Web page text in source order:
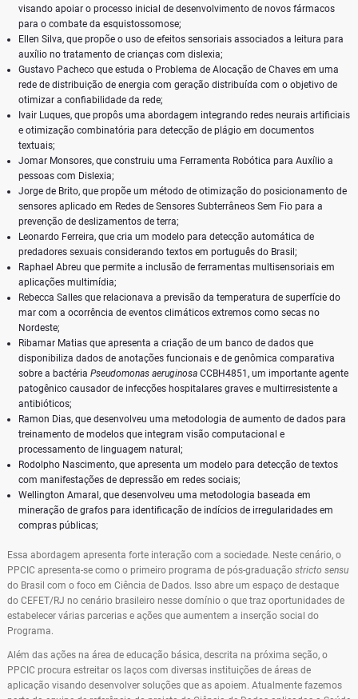
visando apoiar o processo inicial de desenvolvimento de novos fármacos
para o combate da esquistossomose;
Ellen Silva, que propõe o uso de efeitos sensoriais associados a leitura para
auxílio no tratamento de crianças com dislexia;
Gustavo Pacheco que estuda o Problema de Alocação de Chaves em uma
rede de distribuição de energia com geração distribuída com o objetivo de
otimizar a confiabilidade da rede;
Ivair Luques, que propôs uma abordagem integrando redes neurais artificiais
e otimização combinatória para detecção de plágio em documentos
textuais;
Jomar Monsores, que construiu uma Ferramenta Robótica para Auxílio a
pessoas com Dislexia;
Jorge de Brito, que propõe um método de otimização do posicionamento de
sensores aplicado em Redes de Sensores Subterrâneos Sem Fio para a
prevenção de deslizamentos de terra;
Leonardo Ferreira, que cria um modelo para detecção automática de
predadores sexuais considerando textos em português do Brasil;
Raphael Abreu que permite a inclusão de ferramentas multisensoriais em
aplicações multimídia;
Rebecca Salles que relacionava a previsão da temperatura de superfície do
mar com a ocorrência de eventos climáticos extremos como secas no
Nordeste;
Ribamar Matias que apresenta a criação de um banco de dados que
disponibiliza dados de anotações funcionais e de genômica comparativa
sobre a bactéria Pseudomonas aeruginosaCCBH4851, um importante agente
patogênico causador de infecções hospitalares graves e multirresistente a
antibióticos;
Ramon Dias, que desenvolveu uma metodologia de aumento de dados para
treinamento de modelos que integram visão computacional e
processamento de linguagem natural;
Rodolpho Nascimento, que apresenta um modelo para detecção de textos
com manifestações de depressão em redes sociais;
Wellington Amaral, que desenvolveu uma metodologia baseada em
mineração de grafos para identificação de indícios de irregularidades em
compras públicas;
Essa abordagem apresenta forte interação com a sociedade. Neste cenário, o
PPCIC apresenta-se como o primeiro programa de pós-graduação stricto sensu
do Brasil com o foco em Ciência de Dados. Isso abre um espaço de destaque
do CEFET/RJ no cenário brasileiro nesse domínio o que traz oportunidades de
estabelecer várias parcerias e ações que aumentem a inserção social do
Programa.
Além das ações na área de educação básica, descrita na próxima seção, o
PPCIC procura estreitar os laços com diversas instituições de áreas de
aplicação visando desenvolver soluções que as apoiem. Atualmente fazemos